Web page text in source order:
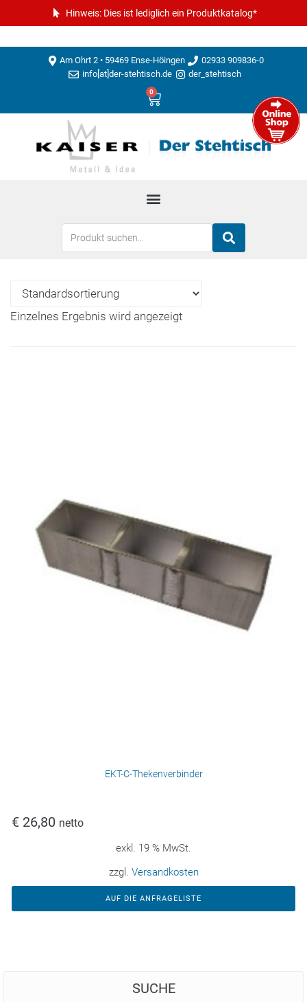
Hinweis: Dies ist lediglich ein Produktkatalog*
Am Ohrt 2 • 59469 Ense-Höingen
02933 909836-0
info[at]der-stehtisch.de
der_stehtisch
0
Einzelnes Ergebnis wird angezeigt
EKT-C-Thekenverbinder
€ 26,80 netto
exkl. 19 % MwSt.
zzgl. Versandkosten
AUF DIE ANFRAGELISTE
SUCHE